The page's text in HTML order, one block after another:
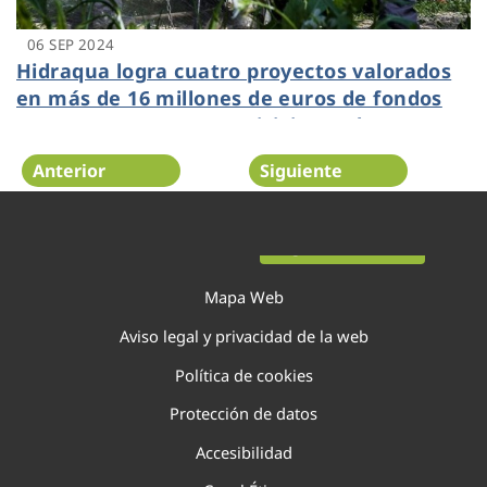
06 SEP 2024
Hidraqua logra cuatro proyectos valorados
en más de 16 millones de euros de fondos
europeos para sus municipios en la
Comunitat Valenciana
Anterior Siguiente
Mapa Web
Aviso legal y privacidad de la web
Política de cookies
Protección de datos
Accesibilidad